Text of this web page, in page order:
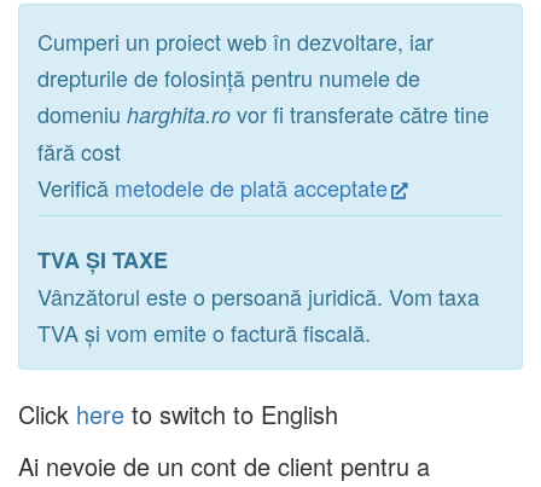
Cumperi un proiect web în dezvoltare, iar
drepturile de folosință pentru numele de
domeniu harghita.ro vor fi transferate către tine
fără cost
Verifică metodele de plată acceptate
TVA ȘI TAXE
Vânzătorul este o persoană juridică. Vom taxa
TVA și vom emite o factură fiscală.
Click here to switch to English
Ai nevoie de un cont de client pentru a